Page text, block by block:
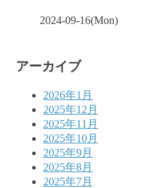
2024-09-16(Mon)
アーカイブ
2026年1月
2025年12月
2025年11月
2025年10月
2025年9月
2025年8月
2025年7月